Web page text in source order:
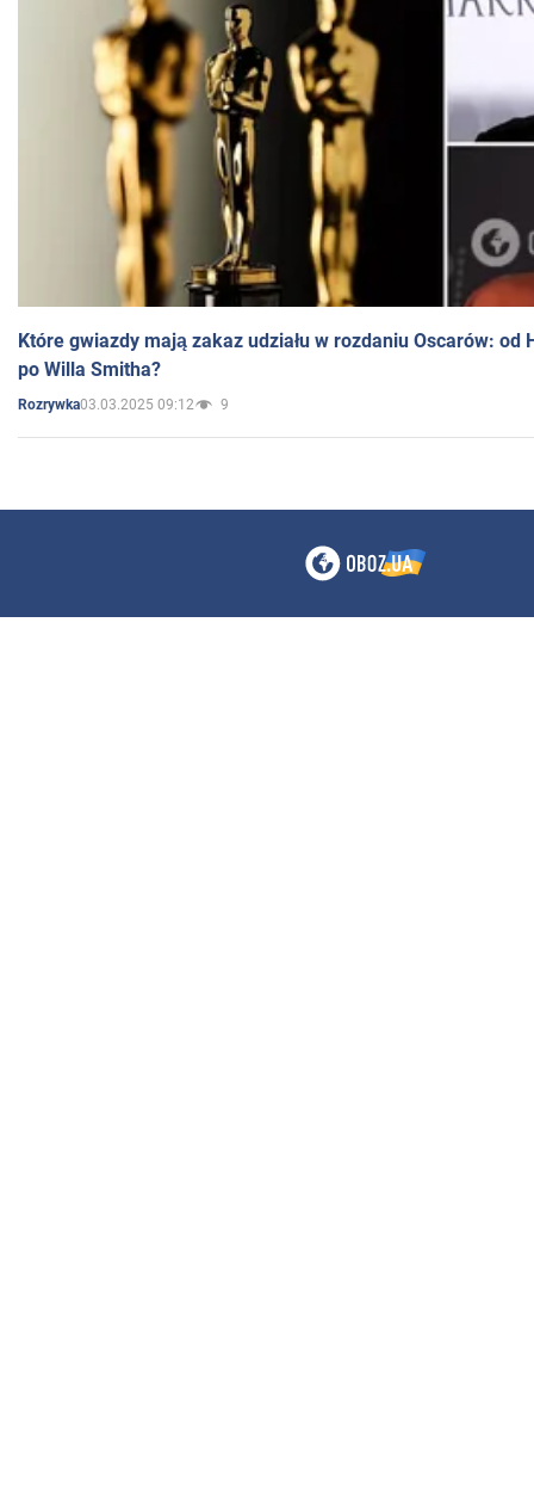
Które gwiazdy mają zakaz udziału w rozdaniu Oscarów: od
po Willa Smitha?
Rozrywka03.03.2025 09:12 9